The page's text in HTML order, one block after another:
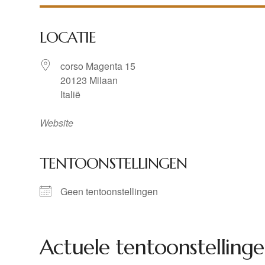
LOCATIE
corso Magenta 15
20123 Milaan
Italië
Website
TENTOONSTELLINGEN
Geen tentoonstellingen
Actuele